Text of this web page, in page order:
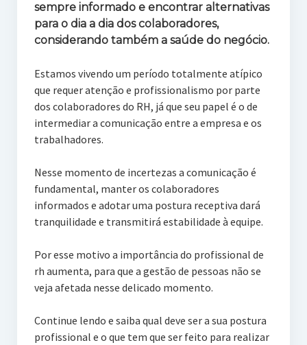
sempre informado e encontrar alternativas
para o dia a dia dos colaboradores,
considerando também a saúde do negócio.
Estamos vivendo um período totalmente atípico
que requer atenção e profissionalismo por parte
dos colaboradores do RH, já que seu papel é o de
intermediar a comunicação entre a empresa e os
trabalhadores.
Nesse momento de incertezas a comunicação é
fundamental, manter os colaboradores
informados e adotar uma postura receptiva dará
tranquilidade e transmitirá estabilidade à equipe.
Por esse motivo a importância do profissional de
rh aumenta, para que a gestão de pessoas não se
veja afetada nesse delicado momento.
Continue lendo e saiba qual deve ser a sua postura
profissional e o que tem que ser feito para realizar